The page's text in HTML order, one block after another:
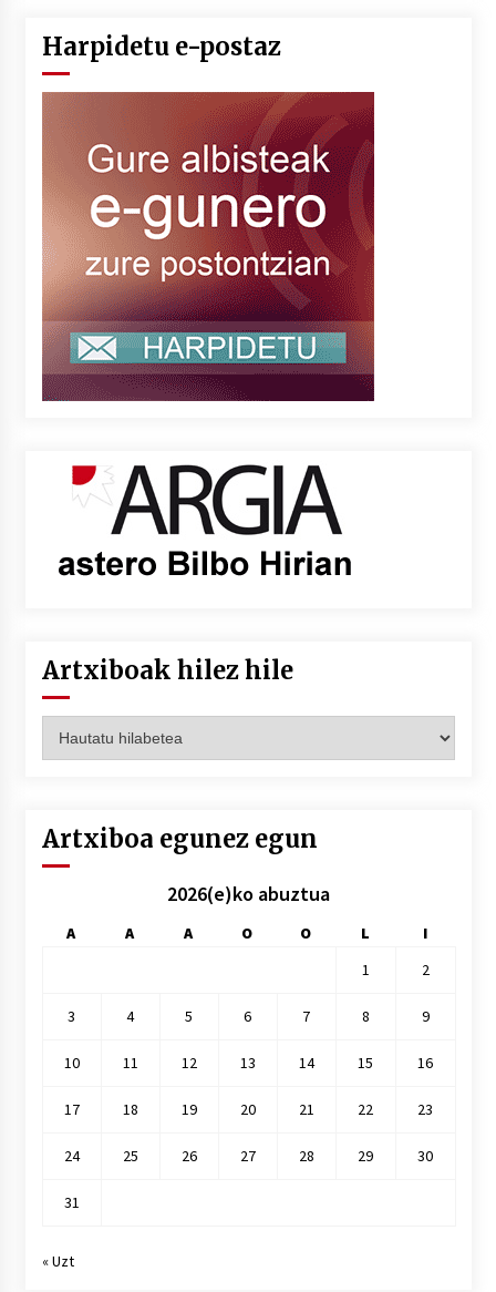
Harpidetu e-postaz
Artxiboak hilez hile
hilez
Artxiboa egunez egun
2026(e)ko abuztua
A A A O O L
I
1
2
3 4 5 6 7 8 9
10 11 12 13 14 15 16
17 18 19 20 21 22 23
24 25 26 27 28 29 30
31
« Uzt